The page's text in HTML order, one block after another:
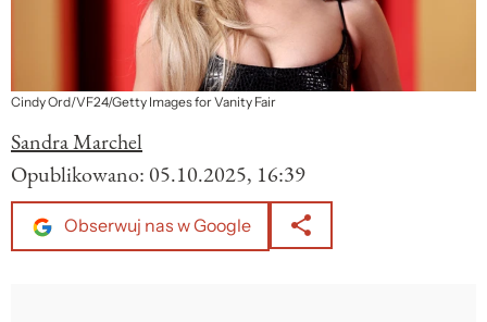
Cindy Ord/VF24/Getty Images for Vanity Fair
Sandra Marchel
Opublikowano: 05.10.2025, 16:39
Obserwuj nas w Google